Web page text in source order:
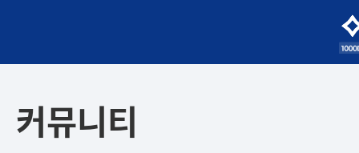
커뮤니티